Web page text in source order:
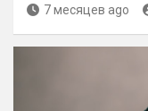
7 месяцев ago